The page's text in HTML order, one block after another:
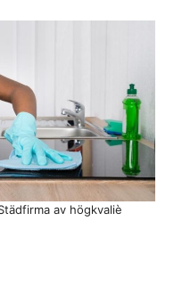
av högkvaliè